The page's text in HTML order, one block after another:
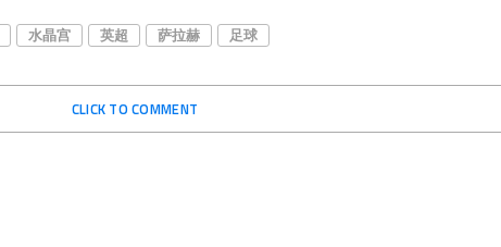
水晶宫 英超 萨拉赫 足球
CLICK TO COMMENT